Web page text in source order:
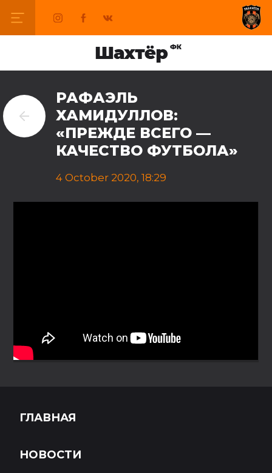
РАФАЭЛЬ
ХАМИДУЛЛОВ:
«ПРЕЖДЕ ВСЕГО —
КАЧЕСТВО ФУТБОЛА»
4 October 2020, 18:29
ГЛАВНАЯ
НОВОСТИ